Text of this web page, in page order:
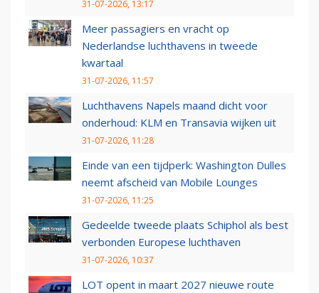
31-07-2026, 13:17
Meer passagiers en vracht op
Nederlandse luchthavens in tweede
kwartaal
31-07-2026, 11:57
Luchthavens Napels maand dicht voor
onderhoud: KLM en Transavia wijken uit
31-07-2026, 11:28
Einde van een tijdperk: Washington Dulles
neemt afscheid van Mobile Lounges
31-07-2026, 11:25
Gedeelde tweede plaats Schiphol als best
verbonden Europese luchthaven
31-07-2026, 10:37
LOT opent in maart 2027 nieuwe route